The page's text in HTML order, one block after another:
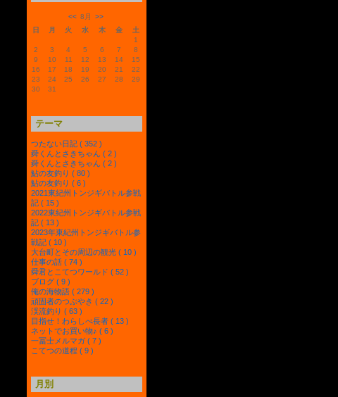
<< 8月
>>
日
月 火 水 木 金
土
1
2
3 4 5 6 7
8
9
10 11 12 13 14
15
16
17 18 19 20 21
22
23
24 25 26 27 28
29
30
31
テーマ
つたない日記 ( 352 )
舜くんとさきちゃん ( 2 )
舜くんとさきちゃん ( 2 )
鮎の友釣り ( 80 )
鮎の友釣り ( 6 )
2021東紀州トンジギバトル参戦
記 ( 15 )
2022東紀州トンジギバトル参戦
記 ( 13 )
2023年東紀州トンジギバトル参
戦記 ( 10 )
大台町とその周辺の観光 ( 10 )
仕事の話 ( 74 )
舜君とこてつワールド ( 52 )
ブログ ( 9 )
俺の海物語 ( 279 )
頑固者のつぶやき ( 22 )
渓流釣り ( 63 )
目指せ！わらしべ長者 ( 13 )
ネットでお買い物♪ ( 6 )
一冨士メルマガ ( 7 )
こてつの道程 ( 9 )
月別